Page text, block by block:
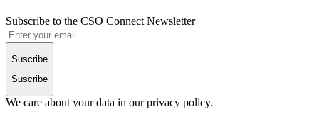
Subscribe to the CSO Connect Newsletter
Suscribe
Suscribe
We care about your data in our privacy policy.